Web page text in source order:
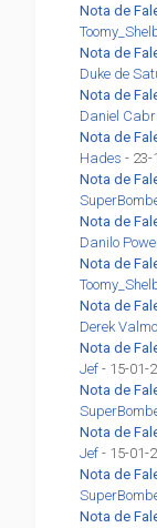
Nota de
Nota de
Duke de
Nota de
Daniel
Nota de
Hades - 23-
Nota de
Nota de
Danilo
Nota de
Nota de
Derek
Nota de
Jef - 15-01-
Nota de
Nota de
Jef - 15-01-
Nota de
Nota de